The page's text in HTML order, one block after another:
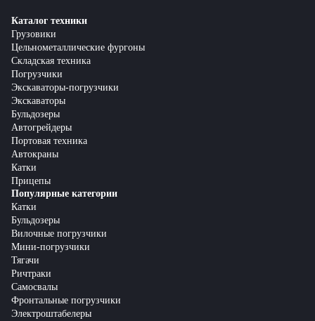
Каталог техники
Грузовики
Цельнометаллические фургоны
Складская техника
Погрузчики
Экскаваторы-погрузчики
Экскаваторы
Бульдозеры
Автогрейдеры
Портовая техника
Автокраны
Катки
Прицепы
Популярные категории
Катки
Бульдозеры
Вилочные погрузчики
Мини-погрузчики
Тягачи
Ричтраки
Самосвалы
Фронтальные погрузчики
Электроштабелеры